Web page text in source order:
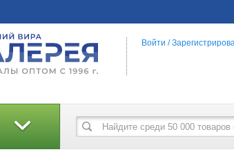
Войти /